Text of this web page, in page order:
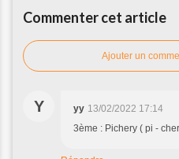
Commenter cet article
Ajouter un
Y yy 13/02/2022 17:14
3ème : Pichery ( pi -